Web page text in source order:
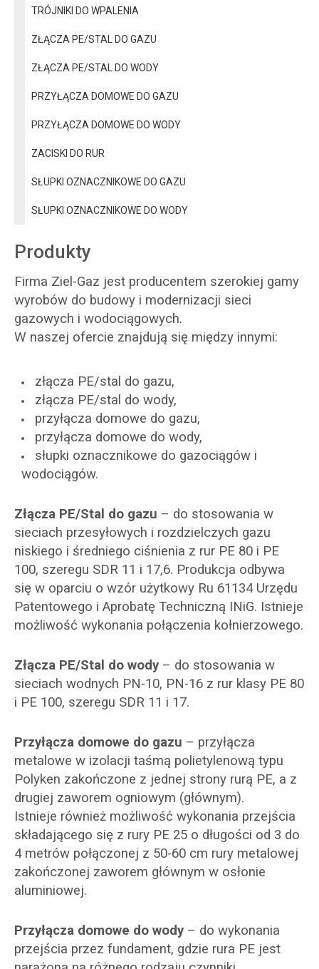
TRÓJNIKI DO WPALENIA
ZŁĄCZA PE/STAL DO GAZU
ZŁĄCZA PE/STAL DO WODY
PRZYŁĄCZA DOMOWE DO GAZU
PRZYŁĄCZA DOMOWE DO WODY
ZACISKI DO RUR
SŁUPKI OZNACZNIKOWE DO GAZU
SŁUPKI OZNACZNIKOWE DO WODY
Produkty
Firma Ziel-Gaz jest producentem szerokiej gamy
wyrobów do budowy i modernizacji sieci
gazowych i wodociągowych.
W naszej ofercie znajdują się między innymi:
złącza PE/stal do gazu,
złącza PE/stal do wody,
przyłącza domowe do gazu,
przyłącza domowe do wody,
słupki oznacznikowe do gazociągów i
wodociągów.
Złącza PE/Stal do gazu – do stosowania w
sieciach przesyłowych i rozdzielczych gazu
niskiego i średniego ciśnienia z rur PE 80 i PE
100, szeregu SDR 11 i 17,6. Produkcja odbywa
się w oparciu o wzór użytkowy Ru 61134 Urzędu
Patentowego i Aprobatę Techniczną INiG. Istnieje
możliwość wykonania połączenia kołnierzowego.
Złącza PE/Stal do wody – do stosowania w
sieciach wodnych PN-10, PN-16 z rur klasy PE 80
i PE 100, szeregu SDR 11 i 17.
Przyłącza domowe do gazu – przyłącza
metalowe w izolacji taśmą polietylenową typu
Polyken zakończone z jednej strony rurą PE, a z
drugiej zaworem ogniowym (głównym).
Istnieje również możliwość wykonania przejścia
składającego się z rury PE 25 o długości od 3 do
4 metrów połączonej z 50-60 cm rury metalowej
zakończonej zaworem głównym w osłonie
aluminiowej.
Przyłącza domowe do wody – do wykonania
przejścia przez fundament, gdzie rura PE jest